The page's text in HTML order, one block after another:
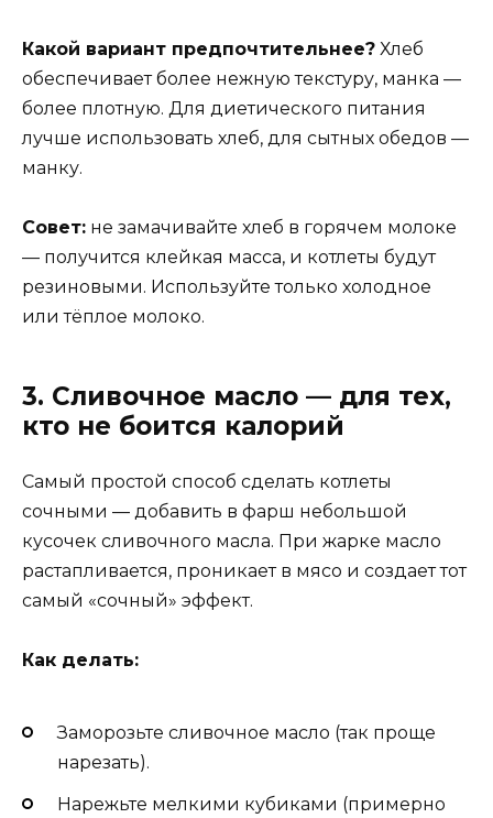
Какой вариант предпочтительнее? Хлеб
обеспечивает более нежную текстуру, манка —
более плотную. Для диетического питания
лучше использовать хлеб, для сытных обедов —
манку.
Совет: не замачивайте хлеб в горячем молоке
— получится клейкая масса, и котлеты будут
резиновыми. Используйте только холодное
или тёплое молоко.
3. Сливочное масло — для тех,
кто не боится калорий
Самый простой способ сделать котлеты
сочными — добавить в фарш небольшой
кусочек сливочного масла. При жарке масло
растапливается, проникает в мясо и создает тот
самый «сочный» эффект.
Как делать:
Заморозьте сливочное масло (так проще
нарезать).
Нарежьте мелкими кубиками (примерно